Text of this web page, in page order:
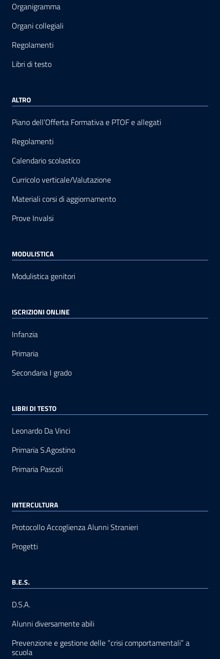
Organigramma
Organi collegiali
Regolamenti
Libri di testo
ALTRO
Piano dell’Offerta Formativa e PTOF e allegati
Regolamenti
Calendario scolastico
Curricolo verticale/Valutazione
Materiali corsi di aggiornamento
Prove Invalsi
MODULISTICA
Modulistica genitori
ISCRIZIONI ONLINE
Infanzia
Primaria
Secondaria I grado
LIBRI DI TESTO
Leonardo Da Vinci
Primaria S.Agostino
Primaria Pascoli
INTERCULTURA
Protocollo Accoglienza Alunni Stranieri
Progetti
B.E.S.
D.S.A.
Alunni diversamente abili
Prevenzione e gestione delle “crisi comportamentali” a
scuola